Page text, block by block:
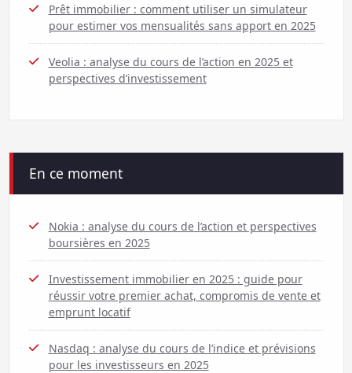
Prêt immobilier : comment utiliser un simulateur
pour estimer vos mensualités sans apport en 2025
Veolia : analyse du cours de l’action en 2025 et
perspectives d’investissement
En ce moment
Nokia : analyse du cours de l’action et perspectives
boursières en 2025
Investissement immobilier en 2025 : guide pour
réussir votre premier achat, compromis de vente et
emprunt locatif
Nasdaq : analyse du cours de l’indice et prévisions
pour les investisseurs en 2025